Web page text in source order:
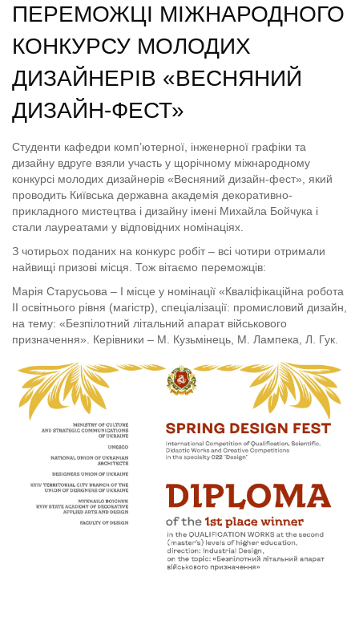
ПЕРЕМОЖЦІ МІЖНАРОДНОГО
КОНКУРСУ МОЛОДИХ
ДИЗАЙНЕРІВ «ВЕСНЯНИЙ
ДИЗАЙН-ФЕСТ»
Студенти кафедри комп’ютерної, інженерної графіки та
дизайну вдруге взяли участь у щорічному міжнародному
конкурсі молодих дизайнерів «Весняний дизайн-фест», який
проводить Київська державна академія декоративно-
прикладного мистецтва і дизайну імені Михайла Бойчука і
стали лауреатами у відповідних номінаціях.
З чотирьох поданих на конкурс робіт – всі чотири отримали
найвищі призові місця. Тож вітаємо переможців:
Марія Старусьова – І місце у номінації «Кваліфікаційна робота
ІІ освітнього рівня (магістр), спеціалізації: промисловий дизайн,
на тему: «Безпілотний літальний апарат військового
призначення». Керівники – М. Кузьмінець, М. Лампека, Л. Гук.